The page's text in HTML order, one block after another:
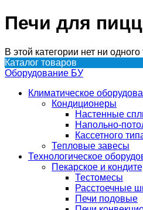
Печи для
В этой категории нет ни одного
Каталог товаров
Оборудование БУ
Климатическое
Кондиционеры
Настенные
Напольно-
Кассетного
Тепловые завесы
Технологическое
Пекарское и
Тестомесы
Расстоечные
Печи подовые